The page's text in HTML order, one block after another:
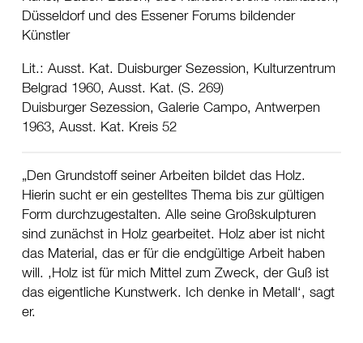
Düsseldorf und des Essener Forums bildender
Künstler
Lit.: Ausst. Kat. Duisburger Sezession, Kulturzentrum
Belgrad 1960, Ausst. Kat. (S. 269)
Duisburger Sezession, Galerie Campo, Antwerpen
1963, Ausst. Kat. Kreis 52
Den Grundstoff seiner Arbeiten bildet das Holz.
Hierin sucht er ein gestelltes Thema bis zur gültigen
Form durchzugestalten. Alle seine Großskulpturen
sind zunächst in Holz gearbeitet. Holz aber ist nicht
das Material, das er für die endgültige Arbeit haben
will. ‚Holz ist für mich Mittel zum Zweck, der Guß ist
das eigentliche Kunstwerk. Ich denke in Metall‘, sagt
er.